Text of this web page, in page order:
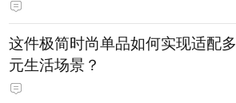
这件极简时尚单品如何实现适配多
元生活场景？